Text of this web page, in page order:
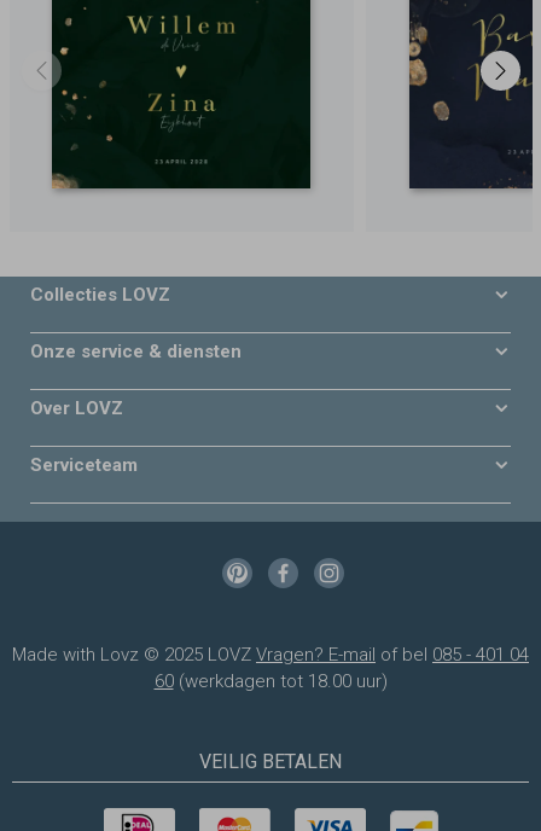
Collecties LOVZ
Onze service & diensten
Over LOVZ
Serviceteam
Made with Lovz © 2025 LOVZ Vragen? E-mail of bel 085 - 401 04
60(werkdagen tot 18.00 uur)
VEILIG BETALEN